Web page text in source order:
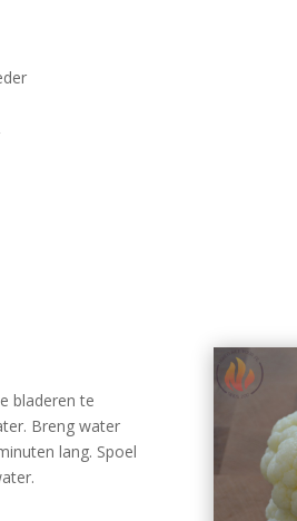
bladeren te
Breng water
lang. Spoel